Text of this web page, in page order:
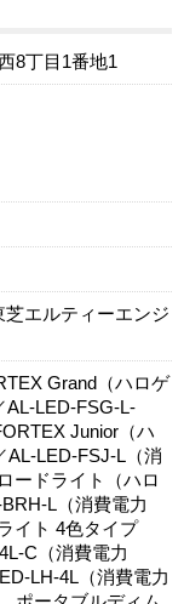
8丁目1番地1
エルティーエンジ
Grand（ハロゲ
AL-LED-FSG-L-
Junior（ハ
AL-LED-FSJ-L（消
ードライト（ハロ
L（消費電力
イト 4色タイプ
C（消費電力
LH-4L（消費電力